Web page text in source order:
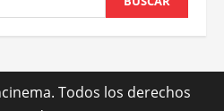
Todos los derechos